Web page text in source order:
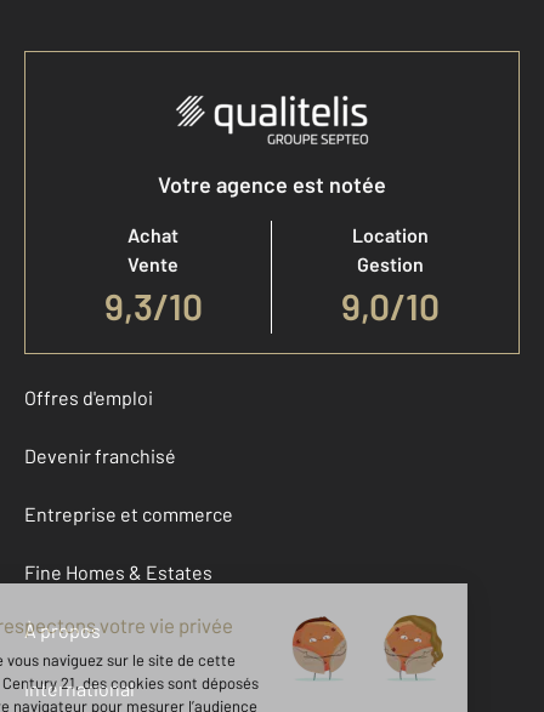
Votre agence est notée
Achat
Vente
9,3/10
Location
Gestion
9,0/10
Offres d'emploi
Devenir franchisé
Entreprise et commerce
Fine Homes & Estates
À propos
International